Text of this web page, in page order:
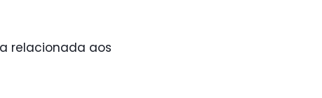
relacionada aos